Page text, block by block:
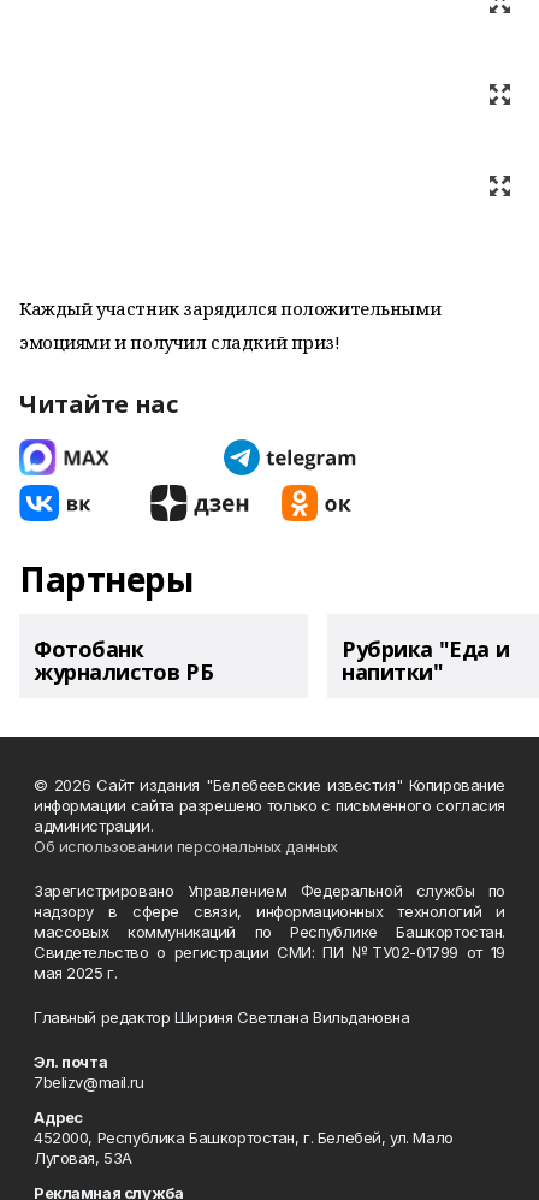
Каждый участник зарядился положительными
эмоциями и получил сладкий приз!
Читайте нас
Партнеры
Фотобанк
журналистов РБ
Рубрика "Еда и
напитки"
© 2026 Сайт издания "Белебеевские известия" Копирование
информации сайта разрешено только с письменного согласия
администрации.
Об использовании персональных данных
Зарегистрировано Управлением Федеральной службы по
надзору в сфере связи, информационных технологий и
массовых коммуникаций по Республике Башкортостан.
Свидетельство о регистрации СМИ: ПИ №ТУ02-01799 от 19
мая 2025 г.
Главный редактор Шириня Светлана Вильдановна
Эл. почта
7belizv@mail.ru
Адрес
452000, Республика Башкортостан, г. Белебей, ул. Мало
Луговая, 53А
Рекламная служба